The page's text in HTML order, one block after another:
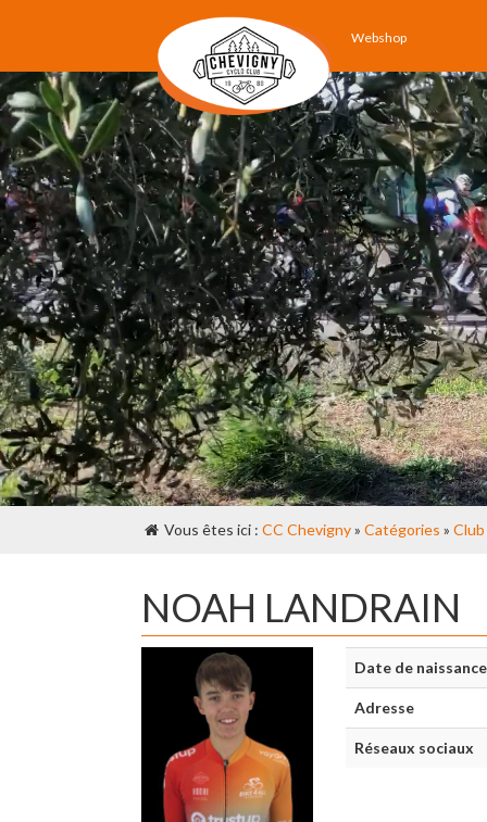
Webshop
Vous êtes ici : CC Chevigny» Catégories » Club
NOAH LANDRAIN
Date de naissance
Adresse
Réseaux sociaux